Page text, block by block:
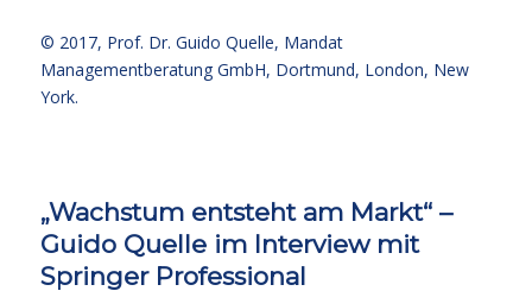
© 2017, Prof. Dr. Guido Quelle, Mandat
Managementberatung GmbH, Dortmund, London, New
York.
„Wachstum entsteht am Markt“ –
Guido Quelle im Interview mit
Springer Professional